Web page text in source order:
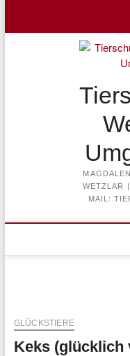
content
WETZLAR
MAIL:
GLÜCKSTIERE
Keks (glücklich